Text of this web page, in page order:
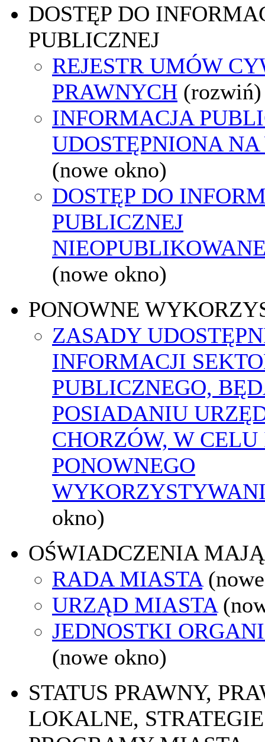
DOSTĘP DO
PUBLICZNEJ
REJESTR UMÓW
PRAWNYCH (rozwiń)
INFORMACJA
UDOSTĘPNIONA
(nowe okno)
DOSTĘP DO
PUBLICZNEJ
(nowe okno)
PONOWNE
ZASADY
INFORMACJI
PUBLICZNEGO,
POSIADANIU
CHORZÓW, W
PONOWNEGO
okno)
OŚWIADCZENIA
RADA MIASTA
URZĄD MIASTA
JEDNOSTKI
(nowe okno)
STATUS PRAWNY,
LOKALNE,